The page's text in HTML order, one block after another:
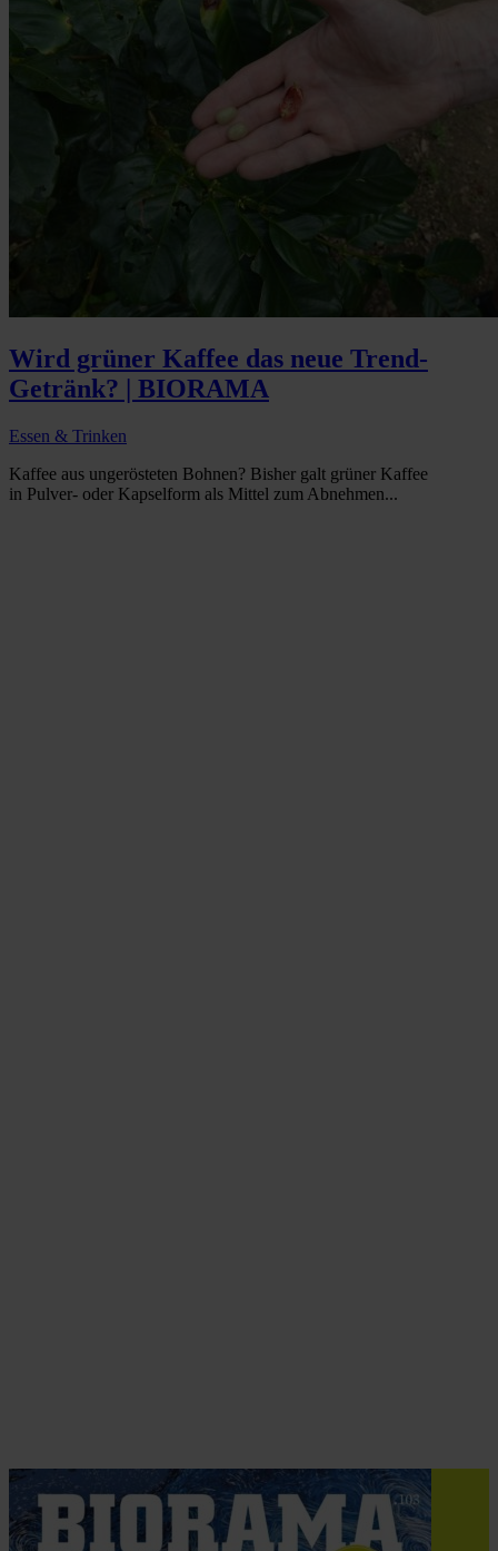
Wird grüner Kaffee das neue Trend-
Getränk? | BIORAMA
Essen & Trinken
Kaffee aus ungerösteten Bohnen? Bisher galt grüner Kaffee
in Pulver- oder Kapselform als Mittel zum Abnehmen...